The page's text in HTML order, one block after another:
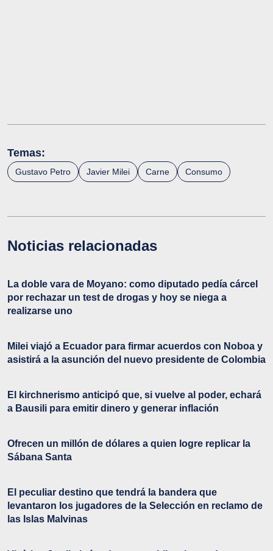
Temas:
Gustavo Petro Javier Milei Carne Consumo
Noticias relacionadas
La doble vara de Moyano: como diputado pedía cárcel
por rechazar un test de drogas y hoy se niega a
realizarse uno
Milei viajó a Ecuador para firmar acuerdos con Noboa y
asistirá a la asunción del nuevo presidente de Colombia
El kirchnerismo anticipó que, si vuelve al poder, echará
a Bausili para emitir dinero y generar inflación
Ofrecen un millón de dólares a quien logre replicar la
Sábana Santa
El peculiar destino que tendrá la bandera que
levantaron los jugadores de la Selección en reclamo de
las Islas Malvinas